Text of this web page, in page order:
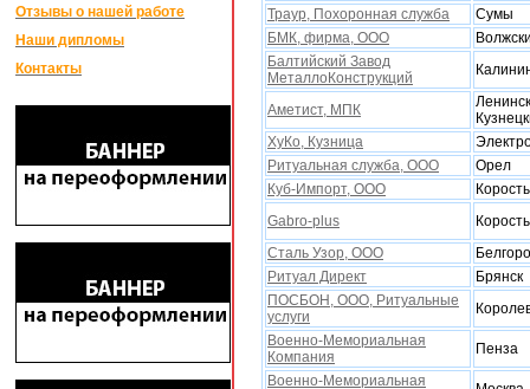
Отзывы о нашей работе
Наши дипломы
Контакты
Траур, Поxоронная служба
Сумы
БМК, фирма, ООО
Балтийский Завод
МеталлоКонструкций
Аметист, МПК
XуКо, Кузница
Ритуальная служба, ООО
Орел
Куб-Импорт, ООО
Gabro-plus
Сталь Узор, ООО
Ритуал Директ
Брянск
ПОСБОН, ООО, Ритуальные
услуги
Военно-Мемориальная
Компания
Пенза
Военно-Мемориальная